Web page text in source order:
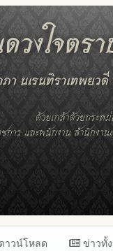
าวน์โหลด ข่าวทั้